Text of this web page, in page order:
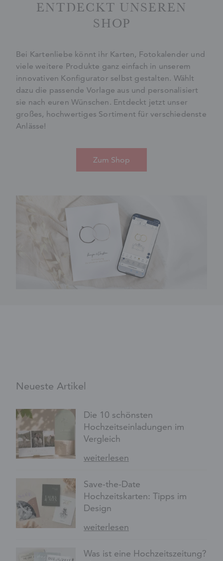
ENTDECKT UNSEREN
SHOP
Bei Kartenliebe könnt ihr Karten, Fotokalender und
viele weitere Produkte ganz einfach in unserem
innovativen Konfigurator selbst gestalten. Wählt
dazu die passende Vorlage aus und personalisiert
sie nach euren Wünschen. Entdeckt jetzt unser
großes, hochwertiges Sortiment für verschiedenste
Anlässe!
Zum Shop
Neueste Artikel
Die 10 schönsten
Hochzeitseinladungen im
Vergleich
weiterlesen
Save-the-Date
Hochzeitskarten: Tipps im
Design
weiterlesen
Was ist eine Hochzeitszeitung?